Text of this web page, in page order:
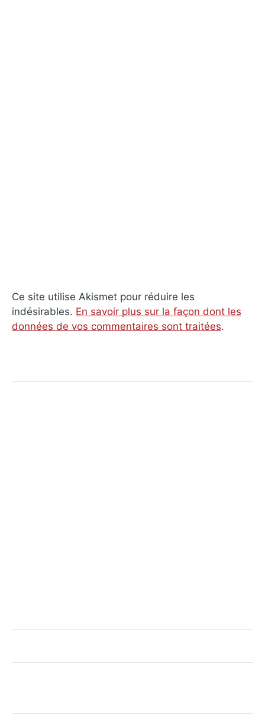
Ce site utilise Akismet pour réduire les
indésirables. En savoir plus sur la façon dont les
données de vos commentaires sont traitées.